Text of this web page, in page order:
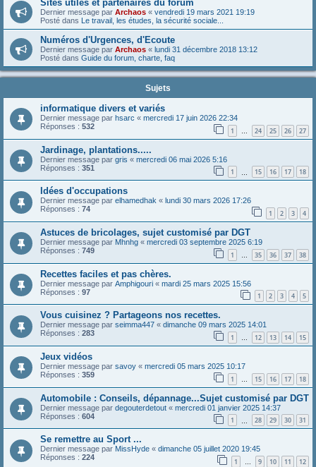
Sites utiles et partenaires du forum
Dernier message par Archaos « vendredi 19 mars 2021 19:19
Posté dans Le travail, les études, la sécurité sociale...
Numéros d'Urgences, d'Ecoute
Dernier message par Archaos « lundi 31 décembre 2018 13:12
Posté dans Guide du forum, charte, faq
Sujets
informatique divers et variés
Dernier message par hsarc « mercredi 17 juin 2026 22:34
Réponses : 532 1 … 24 25 26 27
Jardinage, plantations.....
Dernier message par gris « mercredi 06 mai 2026 5:16
Réponses : 351 1 15 16 17 18
Idées d'occupations
Dernier message par elhamedhak « lundi 30 mars 2026 17:26
Réponses : 74 1 2 3 4
Astuces de bricolages, sujet customisé par DGT
Dernier message par Mhnhg « mercredi 03 septembre 2025 6:19
Réponses : 749 1 … 35 36 37 38
Recettes faciles et pas chères.
Dernier message par Amphigouri « mardi 25 mars 2025 15:56
Réponses : 97 1 2 3 4 5
Vous cuisinez ? Partageons nos recettes.
Dernier message par seimma447 « dimanche 09 mars 2025 14:01
Réponses : 283 1 … 12 13 14 15
Jeux vidéos
Dernier message par savoy « mercredi 05 mars 2025 10:17
Réponses : 359 1 … 15 16 17 18
Automobile : Conseils, dépannage...Sujet customisé par DGT
Dernier message par degouterdetout « mercredi 01 janvier 2025 14:37
Réponses : 604 1 28 29 30 31
Se remettre au Sport ...
Dernier message par MissHyde « dimanche 05 juillet 2020 19:45
Réponses : 224 1 … 9 10 11 12